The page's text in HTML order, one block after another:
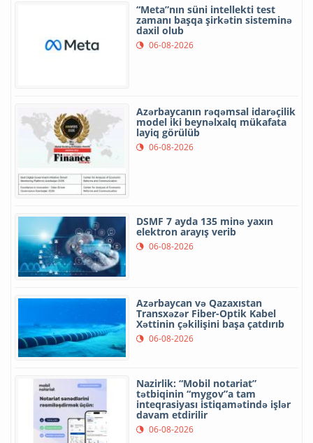
“Meta”nın süni intellekti test
zamanı başqa şirkətin sisteminə
daxil olub
06-08-2026
Azərbaycanın rəqəmsal idarəçilik
model iki beynəlxalq mükafata
layiq görülüb
06-08-2026
DSMF 7 ayda 135 minə yaxın
elektron arayış verib
06-08-2026
Azərbaycan və Qazaxıstan
Transxəzər Fiber-Optik Kabel
Xəttinin çəkilişini başa çatdırıb
06-08-2026
Nazirlik: “Mobil notariat”
tətbiqinin “mygov”a tam
inteqrasiyası istiqamətində işlər
davam etdirilir
06-08-2026